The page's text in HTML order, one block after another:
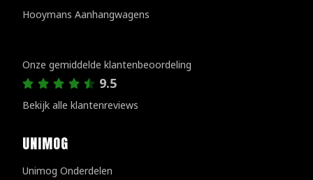
Hooymans Aanhangwagens
Onze gemiddelde klantenbeoordeling
9.5
Bekijk alle klantenreviews
UNIMOG
Unimog Onderdelen